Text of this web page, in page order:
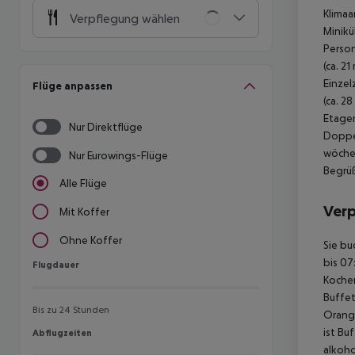
Verpflegung wählen
Flüge anpassen
Nur Direktflüge
Nur Eurowings-Flüge
Alle Flüge
Mit Koffer
Ohne Koffer
Flugdauer
Flugdauer
Bis zu 24 Stunden
Abflugzeiten
Abflugzeiten
(ca. 21
(ca. 28
Sie
bis
ist